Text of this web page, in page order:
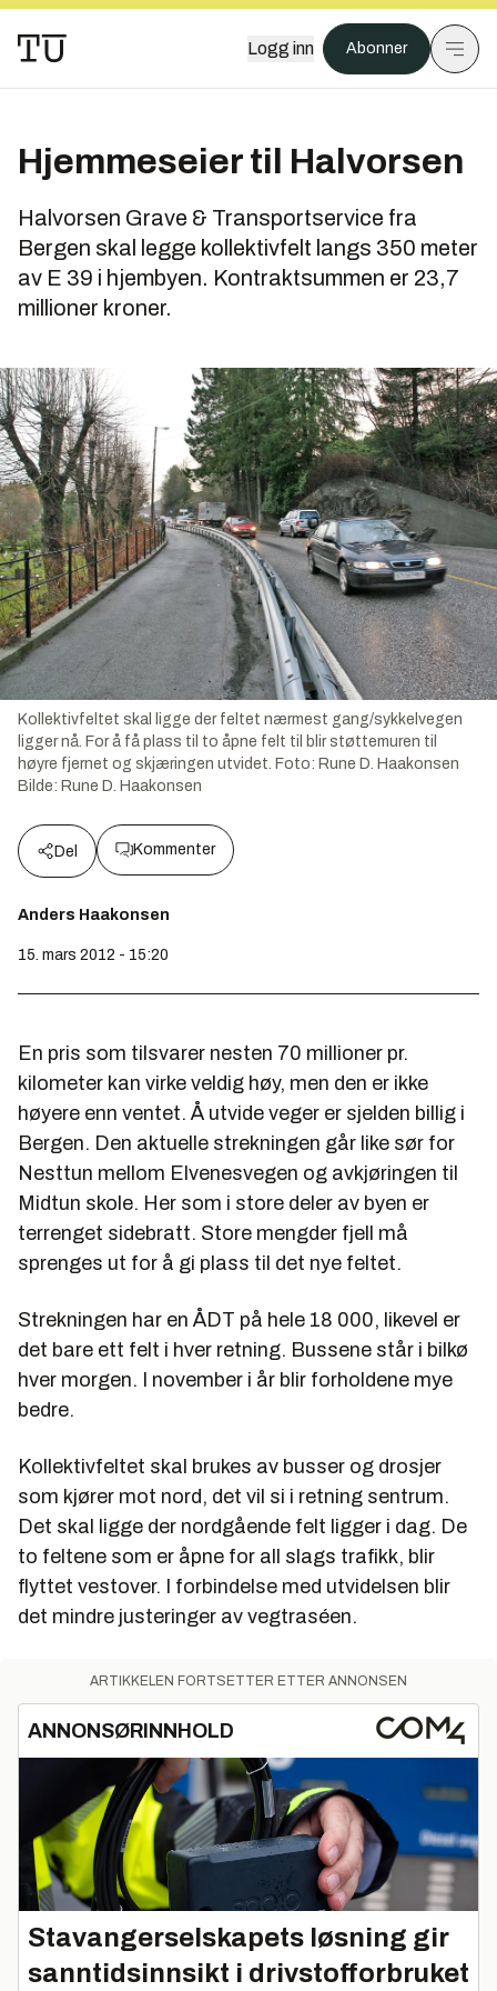
Logg inn Abonner
Hjemmeseier til Halvorsen
Halvorsen Grave & Transportservice fra
Bergen skal legge kollektivfelt langs 350 meter
av E 39 i hjembyen. Kontraktsummen er 23,7
millioner kroner.
Kollektivfeltet skal ligge der feltet nærmest gang/sykkelvegen
ligger nå. For å få plass til to åpne felt til blir støttemuren til
høyre fjernet og skjæringen utvidet. Foto: Rune D. Haakonsen
Bilde: Rune D. Haakonsen
Del Kommenter
Anders Haakonsen
15. mars 2012 - 15:20
En pris som tilsvarer nesten 70 millioner pr.
kilometer kan virke veldig høy, men den er ikke
høyere enn ventet. Å utvide veger er sjelden billig i
Bergen. Den aktuelle strekningen går like sør for
Nesttun mellom Elvenesvegen og avkjøringen til
Midtun skole. Her som i store deler av byen er
terrenget sidebratt. Store mengder fjell må
sprenges ut for å gi plass til det nye feltet.
Strekningen har en ÅDT på hele 18 000, likevel er
det bare ett felt i hver retning. Bussene står i bilkø
hver morgen. I november i år blir forholdene mye
bedre.
Kollektivfeltet skal brukes av busser og drosjer
som kjører mot nord, det vil si i retning sentrum.
Det skal ligge der nordgående felt ligger i dag. De
to feltene som er åpne for all slags trafikk, blir
flyttet vestover. I forbindelse med utvidelsen blir
det mindre justeringer av vegtraséen.
ARTIKKELEN FORTSETTER ETTER ANNONSEN
ANNONSØRINNHOLD
Stavangerselskapets løsning gir
sanntidsinnsikt i drivstofforbruket